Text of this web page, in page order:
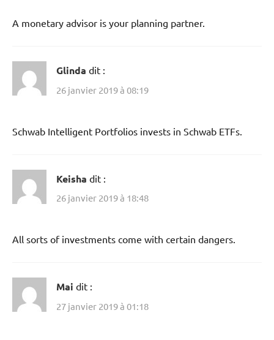
A monetary advisor is your planning partner.
Glinda dit :
26 janvier 2019 à 08:19
Schwab Intelligent Portfolios invests in Schwab ETFs.
Keisha dit :
26 janvier 2019 à 18:48
All sorts of investments come with certain dangers.
Mai dit :
27 janvier 2019 à 01:18